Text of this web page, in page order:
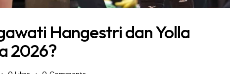
Hangestri dan Yolla
2026?